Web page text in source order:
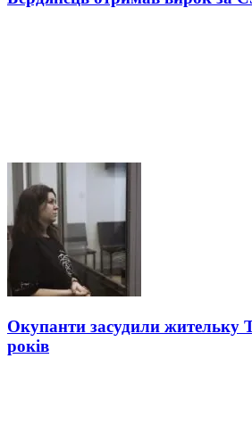
Окупанти засудили жительку
років